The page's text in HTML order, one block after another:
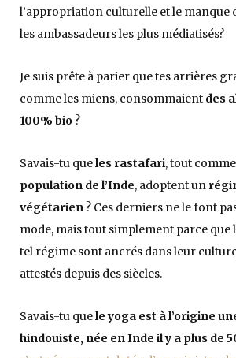
l’appropriation culturelle et le manque
les ambassadeurs les plus médiatisés?
Je suis prête à parier que tes arrières
comme les miens, consommaient des
100% bio ?
Savais-tu queles rastafari, tout comme
population de l’Inde, adoptent un
végétarien ? Ces derniers ne le font
mode, mais tout simplement parce que
tel régime sont ancrés dans leur
attestés depuis des siècles.
Savais-tu quele yoga est à l’origine
hindouiste, née en Inde il y a plus de